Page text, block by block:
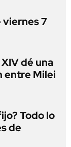
viernes 7
dé una
entre Milei
Todo lo
de